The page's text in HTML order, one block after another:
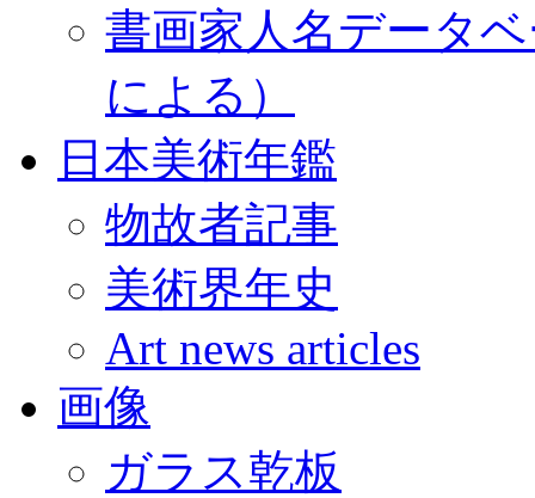
書画家人名データ
による）
日本美術年鑑
物故者記事
美術界年史
Art news articles
画像
ガラス乾板